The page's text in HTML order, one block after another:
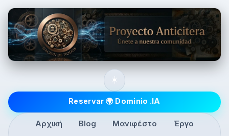
Top level
Αρχική Blog Μανιφέστο
Έργο
☀️
Reservar 🌍 Dominio .IA